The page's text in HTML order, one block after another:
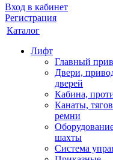
Вход в кабинет
Регистрация
Каталог
Лифт
Главный
Двери,
дверей
Кабина,
Канаты,
ремни
шахты
Система